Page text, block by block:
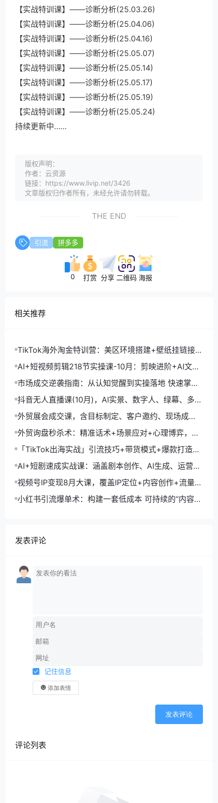
【实战特训课】——诊断分析(25.03.26)
【实战特训课】——诊断分析(25.04.06)
【实战特训课】——诊断分析(25.04.16)
【实战特训课】——诊断分析(25.05.07)
【实战特训课】——诊断分析(25.05.14)
【实战特训课】——诊断分析(25.05.17)
【实战特训课】——诊断分析(25.05.19)
【实战特训课】——诊断分析(25.05.24)
持续更新中……
版权声明：
作者：云资源
链接：https://www.livip.net/3426
文章版权归作者所有，未经允许请勿转载。
THE END
引流 拼多多
0 打赏 分享 二维码 海报
相关推荐
TikTok海外淘金特训营：美区环境搭建+壁纸挂链接
+剪映数字人，月入1.5万
AI+短视频剪辑218节实操课-10月：剪映进阶+AI文案
生成+账号运营，月入2万
市场成交逆袭指南：从认知觉醒到实操落地 快速掌握
市场开拓与成交核心能力
抖音无人直播课(10月)，AI实景、数字人、绿幕、多种
玩法、24小时自动盈利
外贸展会成交课，含目标制定、客户邀约、现场成
交，系统化SOP提升参展ROI
外贸询盘秒杀术：精准话术+场景应对+心理博弈，单
月询盘转化率提升200%
「TikTok出海实战」引流技巧+带货模式+爆款打造，
单月变现10万+秘籍
AI+短剧速成实战课：涵盖剧本创作、AI生成、运营变
现，单部剧收益破万
视频号IP变现8月大课，覆盖IP定位+内容创作+流量获
取+合规运营+商业转化
小红书引流爆单术：构建一套低成本 可持续的“内容-
发表评论
记住信息
添加表情
发表评论
评论列表